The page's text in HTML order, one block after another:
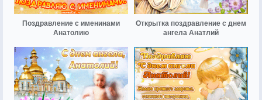
Поздравление с именинами
Анатолию
Открытка поздравление с днем
ангела Анатлий